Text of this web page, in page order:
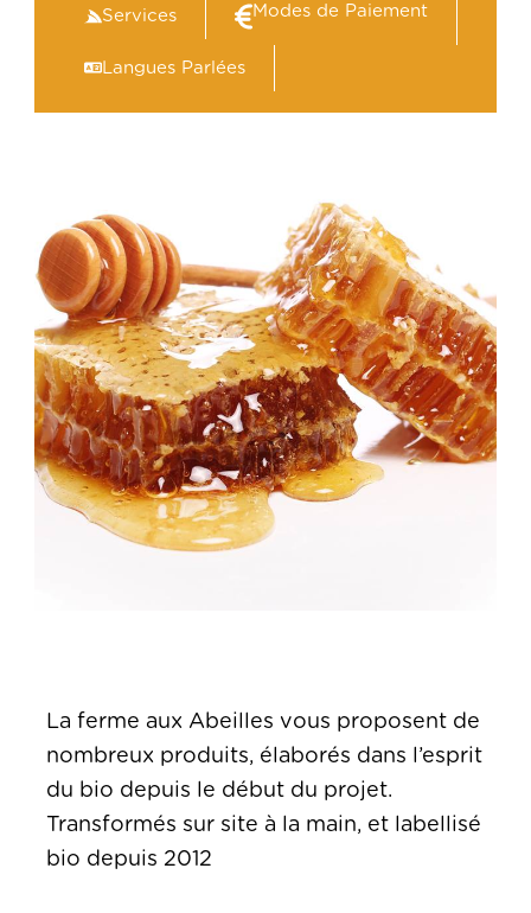
Services Modes de Paiement
Langues Parlées
La ferme aux Abeilles vous proposent de
nombreux produits, élaborés dans l’esprit
du bio depuis le début du projet.
Transformés sur site à la main, et labellisé
bio depuis 2012